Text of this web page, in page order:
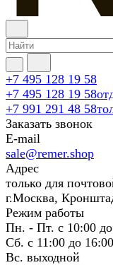
+7 495 128 19 58
+7 495 128 19 58
+7 991 291 48 58
Заказать звонок
E-mail
sale@remer.shop
Адрес
только для
г.Москва,
Режим работы
Пн. - Пт. с 10:00
Сб. с 11:00 до 16:00
Вс. выходной